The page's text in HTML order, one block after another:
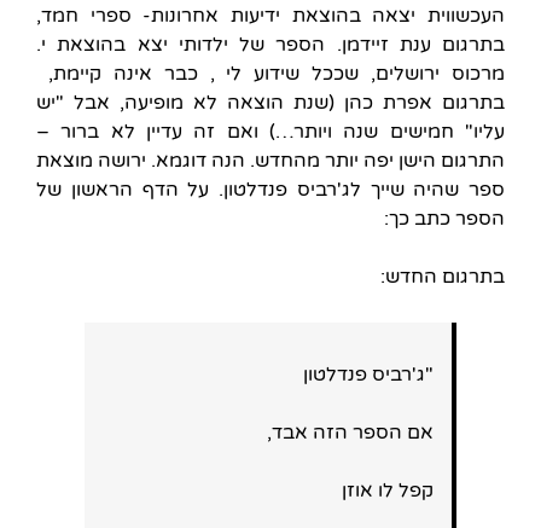
העכשווית יצאה בהוצאת ידיעות אחרונות- ספרי חמד,
בתרגום ענת זיידמן. הספר של ילדותי יצא בהוצאת י.
מרכוס ירושלים, שככל שידוע לי , כבר אינה קיימת,
בתרגום אפרת כהן (שנת הוצאה לא מופיעה, אבל "יש
עליו" חמישים שנה ויותר…) ואם זה עדיין לא ברור –
התרגום הישן יפה יותר מהחדש. הנה דוגמא. ירושה מוצאת
ספר שהיה שייך לג'רביס פנדלטון. על הדף הראשון של
הספר כתב כך:
בתרגום החדש:
"ג'רביס פנדלטון
אם הספר הזה אבד,
קפל לו אוזן